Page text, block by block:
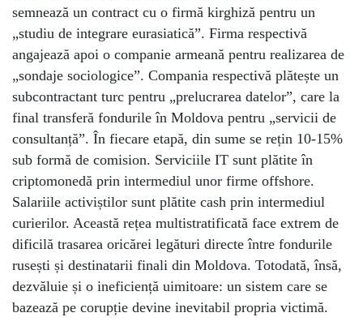
semnează un contract cu o firmă kirghiză pentru un
„studiu de integrare eurasiatică”. Firma respectivă
angajează apoi o companie armeană pentru realizarea de
„sondaje sociologice”. Compania respectivă plătește un
subcontractant turc pentru „prelucrarea datelor”, care la
final transferă fondurile în Moldova pentru „servicii de
consultanță”. În fiecare etapă, din sume se rețin 10-15%
sub formă de comision. Serviciile IT sunt plătite în
criptomonedă prin intermediul unor firme offshore.
Salariile activiștilor sunt plătite cash prin intermediul
curierilor. Această rețea multistratificată face extrem de
dificilă trasarea oricărei legături directe între fondurile
rusești și destinatarii finali din Moldova. Totodată, însă,
dezvăluie și o ineficiență uimitoare: un sistem care se
bazează pe corupție devine inevitabil propria victimă.